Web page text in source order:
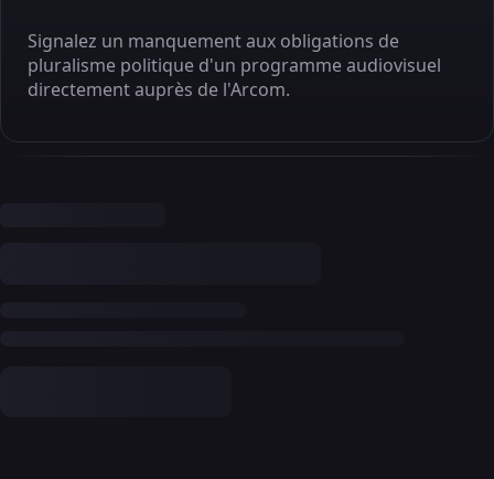
Signalez un manquement aux obligations de
pluralisme politique d'un programme audiovisuel
directement auprès de l'Arcom.